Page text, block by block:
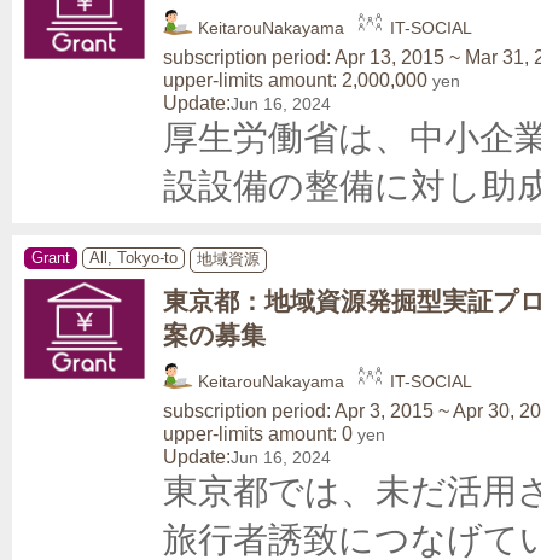
KeitarouNakayama IT-SOCIAL
subscription period: Apr 13, 2015 ~ Mar 31,
upper-limits amount: 2,000,000 yen
Update:Jun 16, 2024
厚生労働省は、中小企
設設備の整備に対し助
Grant All, Tokyo-to 地域資源
東京都：地域資源発掘型実証プ
案の募集
KeitarouNakayama IT-SOCIAL
subscription period: Apr 3, 2015 ~ Apr 30,
upper-limits amount: 0 yen
Update:Jun 16, 2024
東京都では、未だ活用
旅行者誘致につなげて